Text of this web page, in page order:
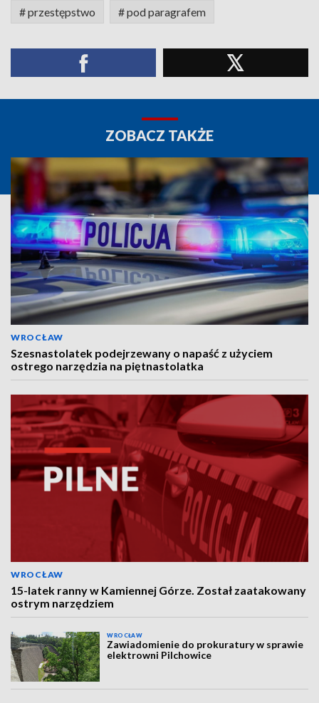
# przestępstwo # pod paragrafem
ZOBACZ TAKŻE
WROCŁAW
Szesnastolatek podejrzewany o napaść z użyciem
ostrego narzędzia na piętnastolatka
WROCŁAW
15-latek ranny w Kamiennej Górze. Został zaatakowany
ostrym narzędziem
WROCŁAW
Zawiadomienie do prokuratury w sprawie
elektrowni Pilchowice